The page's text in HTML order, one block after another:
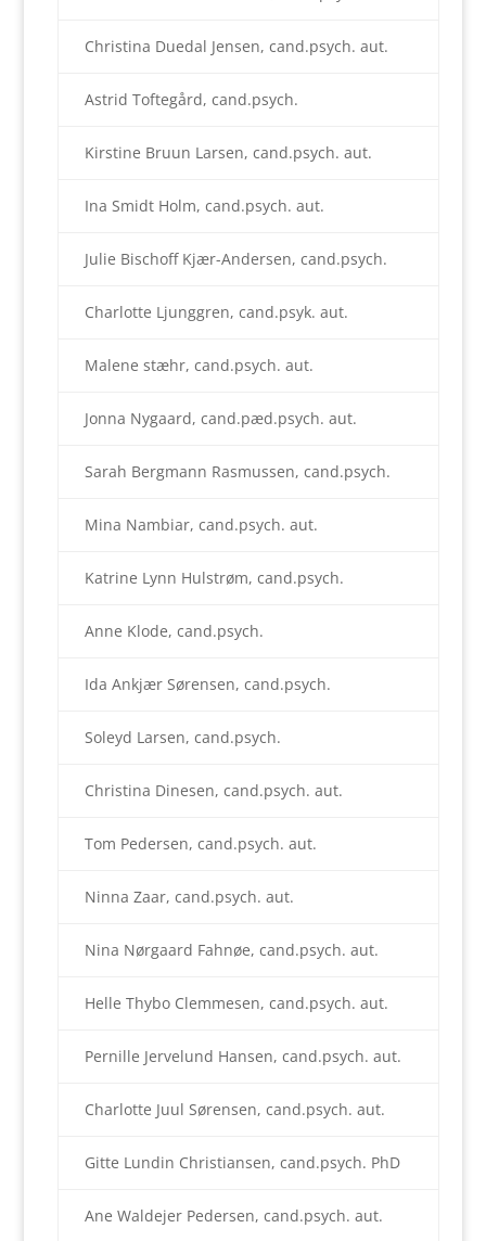
Christina Duedal Jensen, cand.psych. aut.
Astrid Toftegård, cand.psych.
Kirstine Bruun Larsen, cand.psych. aut.
Ina Smidt Holm, cand.psych. aut.
Julie Bischoff Kjær-Andersen, cand.psych.
Charlotte Ljunggren, cand.psyk. aut.
Malene stæhr, cand.psych. aut.
Jonna Nygaard, cand.pæd.psych. aut.
Sarah Bergmann Rasmussen, cand.psych.
Mina Nambiar, cand.psych. aut.
Katrine Lynn Hulstrøm, cand.psych.
Anne Klode, cand.psych.
Ida Ankjær Sørensen, cand.psych.
Soleyd Larsen, cand.psych.
Christina Dinesen, cand.psych. aut.
Tom Pedersen, cand.psych. aut.
Ninna Zaar, cand.psych. aut.
Nina Nørgaard Fahnøe, cand.psych. aut.
Helle Thybo Clemmesen, cand.psych. aut.
Pernille Jervelund Hansen, cand.psych. aut.
Charlotte Juul Sørensen, cand.psych. aut.
Gitte Lundin Christiansen, cand.psych. PhD
Ane Waldejer Pedersen, cand.psych. aut.